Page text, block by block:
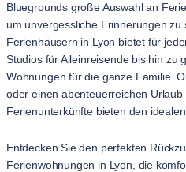
Bluegrounds große Auswahl an
um unvergessliche Erinnerungen zu
Ferienhäusern in Lyon bietet für
Studios für Alleinreisende bis hin zu
Wohnungen für die ganze Familie.
oder einen abenteuerreichen
Ferienunterkünfte bieten den
Entdecken Sie den perfekten
Ferienwohnungen in Lyon, die